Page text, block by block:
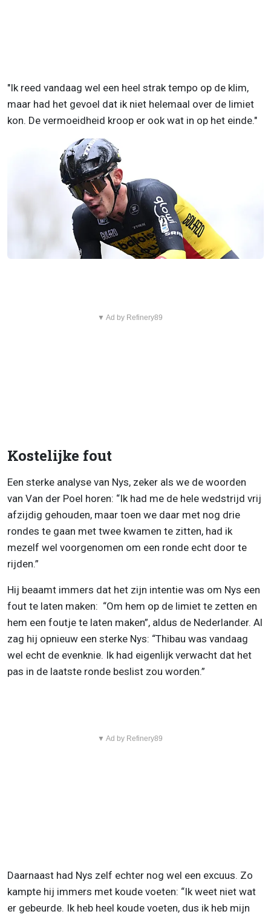
"Ik reed vandaag wel een heel strak tempo op de klim,
maar had het gevoel dat ik niet helemaal over de limiet
kon. De vermoeidheid kroop er ook wat in op het einde."
▼ Ad by Refinery89
Kostelijke fout
Een sterke analyse van Nys, zeker als we de woorden
van Van der Poel horen: “Ik had me de hele wedstrijd vrij
afzijdig gehouden, maar toen we daar met nog drie
rondes te gaan met twee kwamen te zitten, had ik
mezelf wel voorgenomen om een ronde echt door te
rijden.”
Hij beaamt immers dat het zijn intentie was om Nys een
fout te laten maken: “Om hem op de limiet te zetten en
hem een foutje te laten maken”, aldus de Nederlander. Al
zag hij opnieuw een sterke Nys: “Thibau was vandaag
wel echt de evenknie. Ik had eigenlijk verwacht dat het
pas in de laatste ronde beslist zou worden.”
▼ Ad by Refinery89
Daarnaast had Nys zelf echter nog wel een excuus. Zo
kampte hij immers met koude voeten: “Ik weet niet wat
er gebeurde. Ik heb heel koude voeten, dus ik heb mijn